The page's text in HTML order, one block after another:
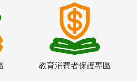
教育消費者保護專區